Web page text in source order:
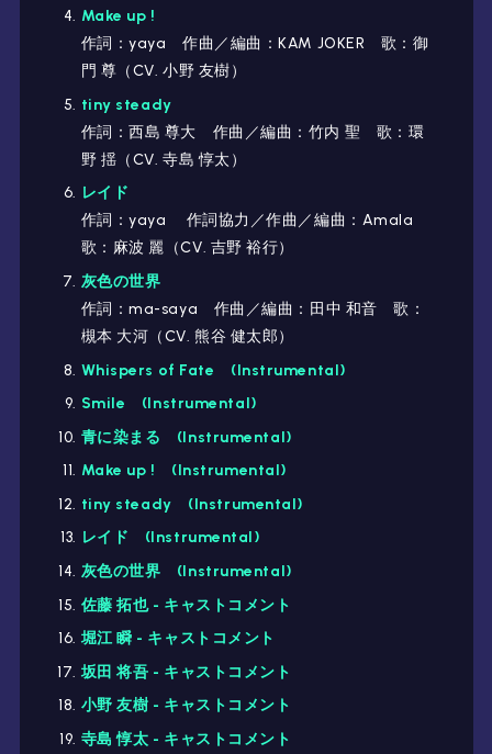
Make up !
作詞：yaya 作曲／編曲：KAM JOKER 歌：御
門 尊（CV. 小野 友樹）
tiny steady
作詞：西島 尊大 作曲／編曲：竹内 聖 歌：環
野 揺（CV. 寺島 惇太）
レイド
作詞：yaya 作詞協力／作曲／編曲：Amala
歌：麻波 麗（CV. 吉野 裕行）
灰色の世界
作詞：ma-saya 作曲／編曲：田中 和音 歌：
槻本 大河（CV. 熊谷 健太郎）
Whispers of Fate (Instrumental)
Smile (Instrumental)
青に染まる (Instrumental)
Make up ! (Instrumental)
tiny steady (Instrumental)
レイド (Instrumental)
灰色の世界 (Instrumental)
佐藤 拓也 - キャストコメント
堀江 瞬 - キャストコメント
坂田 将吾 - キャストコメント
小野 友樹 - キャストコメント
寺島 惇太 - キャストコメント